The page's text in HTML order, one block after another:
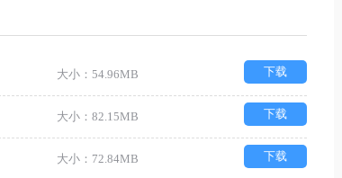
大小：54.96MB 下载
大小：82.15MB 下载
大小：72.84MB 下载